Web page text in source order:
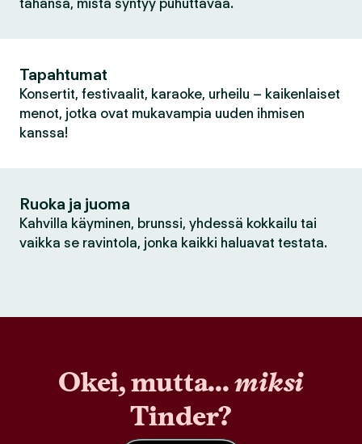
tahansa, mistä syntyy puhuttavaa.
Tapahtumat
Konsertit, festivaalit, karaoke, urheilu – kaikenlaiset
menot, jotka ovat mukavampia uuden ihmisen
kanssa!
Ruoka ja juoma
Kahvilla käyminen, brunssi, yhdessä kokkailu tai
vaikka se ravintola, jonka kaikki haluavat testata.
Okei, mutta...miksi
Tinder?